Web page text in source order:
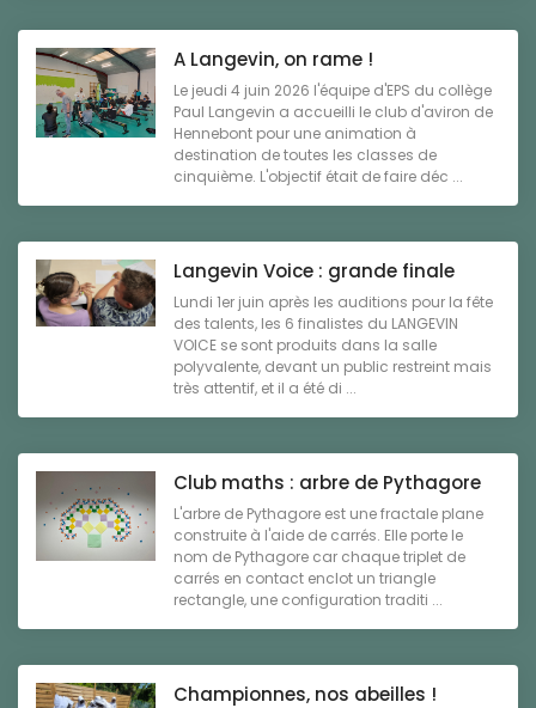
A Langevin, on rame !
Le jeudi 4 juin 2026 l'équipe d'EPS du collège
Paul Langevin a accueilli le club d'aviron de
Hennebont pour une animation à
destination de toutes les classes de
cinquième. L'objectif était de faire déc ...
Langevin Voice : grande finale
Lundi 1er juin après les auditions pour la fête
des talents, les 6 finalistes du LANGEVIN
VOICE se sont produits dans la salle
polyvalente, devant un public restreint mais
très attentif, et il a été di ...
Club maths : arbre de Pythagore
L'arbre de Pythagore est une fractale plane
construite à l'aide de carrés. Elle porte le
nom de Pythagore car chaque triplet de
carrés en contact enclot un triangle
rectangle, une configuration traditi ...
Championnes, nos abeilles !